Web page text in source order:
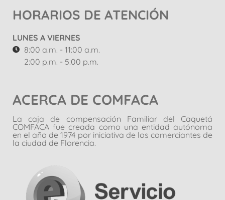
HORARIOS DE ATENCIÓN
LUNES A VIERNES
8:00 a.m. - 11:00 a.m.
2:00 p.m. - 5:00 p.m.
ACERCA DE COMFACA
La caja de compensación Familiar del Caquetá
COMFACA fue creada como una entidad autónoma
en el año de 1974 por iniciativa de los comerciantes de
la ciudad de Florencia.